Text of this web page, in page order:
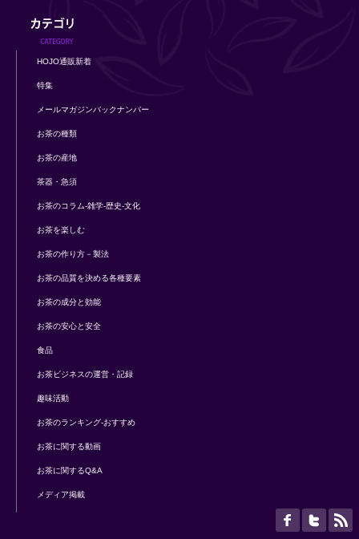
HOJO通販新着
特集
メールマガジンバックナンバー
お茶の種類
お茶の産地
茶器・急須
お茶のコラム-雑学-歴史-文化
お茶を楽しむ
お茶の作り方－製法
お茶の品質を決める各種要素
お茶の成分と効能
お茶の安心と安全
食品
お茶ビジネスの運営・記録
趣味活動
お茶のランキング-おすすめ
お茶に関する動画
お茶に関するQ&A
メディア掲載